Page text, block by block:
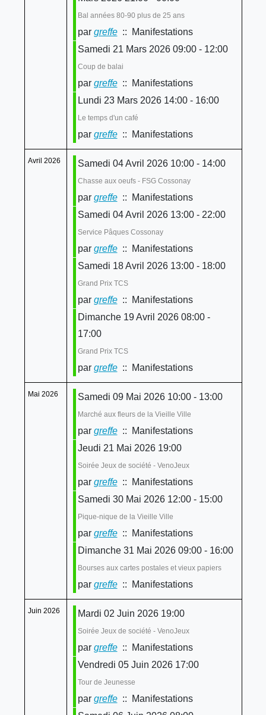
Bal années 80-90 plus de 25 ans
par greffe:: Manifestations
Samedi 21 Mars 2026 09:00 - 12:00
Coup de balai
par greffe:: Manifestations
Lundi 23 Mars 2026 14:00 - 16:00
Le temps d'un café
par greffe:: Manifestations
Avril 2026 Samedi 04 Avril 2026 10:00 - 14:00
Chasse aux oeufs - FSG Cossonay
par greffe:: Manifestations
Samedi 04 Avril 2026 13:00 - 22:00
Service Pâques Cossonay
par greffe:: Manifestations
Samedi 18 Avril 2026 13:00 - 18:00
Grand Prix TCS
par greffe:: Manifestations
Dimanche 19 Avril 2026 08:00 -
17:00
Grand Prix TCS
par greffe:: Manifestations
Mai 2026 Samedi 09 Mai 2026 10:00 - 13:00
Marché aux fleurs de la Vieille Ville
par greffe:: Manifestations
Jeudi 21 Mai 2026 19:00
Soirée Jeux de société - VenoJeux
par greffe:: Manifestations
Samedi 30 Mai 2026 12:00 - 15:00
Pique-nique de la Vieille Ville
par greffe:: Manifestations
Dimanche 31 Mai 2026 09:00 - 16:00
Bourses aux cartes postales et vieux papiers
par greffe:: Manifestations
Juin 2026 Mardi 02 Juin 2026 19:00
Soirée Jeux de société - VenoJeux
par greffe:: Manifestations
Vendredi 05 Juin 2026 17:00
Tour de Jeunesse
par greffe:: Manifestations